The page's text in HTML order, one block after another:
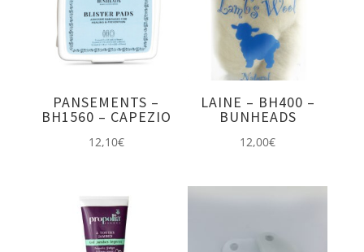
plus
ancien
PANSEMENTS –
BH1560 – CAPEZIO
12,10€
LAINE – BH400 –
BUNHEADS
12,00€